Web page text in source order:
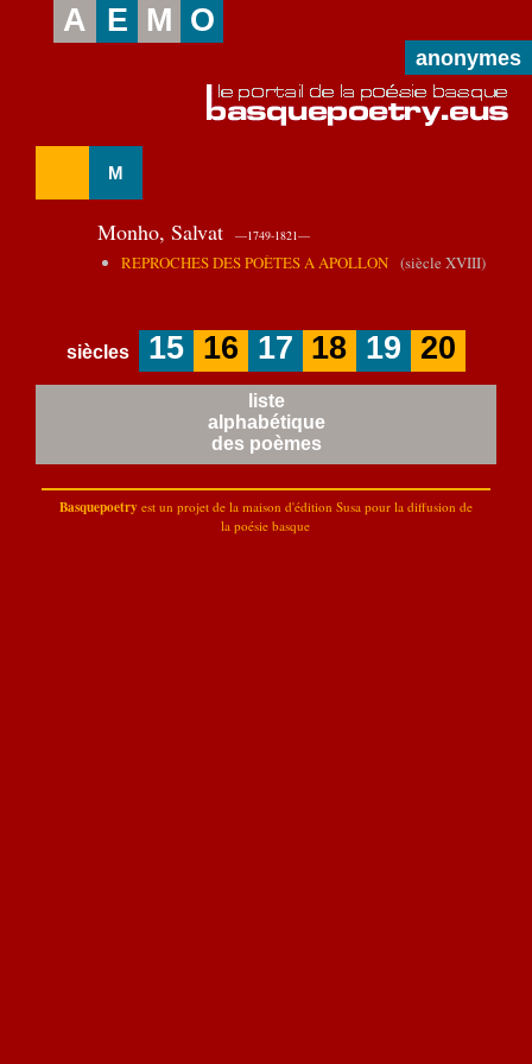
A E M O
anonymes
M
Monho, Salvat —1749-1821—
REPROCHES DES POÈTES A APOLLON (siècle XVIII)
siècles 15 16 17 18 19 20
liste
alphabétique
des poèmes
Basquepoetry est un projet de la maison d'édition Susa pour la diffusion de
la poésie basque